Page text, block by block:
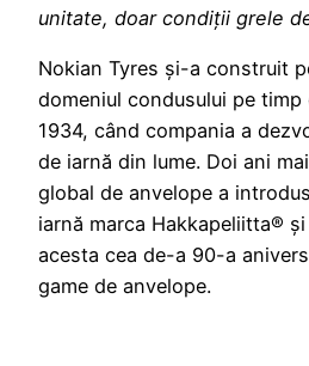
unitate, doar condiții grele
Nokian Tyres și-a construit
domeniul condusului pe timp
1934, când compania a
de iarnă din lume. Doi ani
global de anvelope a
iarnă marca Hakkapeliitta®
acesta cea de-a 90-a
game de anvelope.